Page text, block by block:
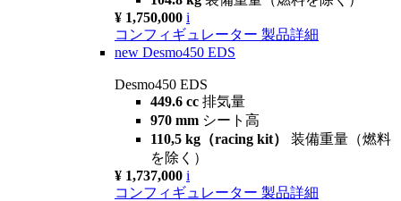
¥ 1,750,000 i
コンフィギュレーター 製品詳細
new Desmo450 EDS
Desmo450 EDS
449.6 cc 排気量
970 mm シート高
110,5 kg（racing kit） 装備重量（燃料
を除く）
¥ 1,737,000 i
コンフィギュレーター 製品詳細